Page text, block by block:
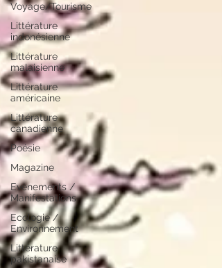
Voyage/Tourisme
Littérature
indonésienne
Littérature
malaisienne
Littérature
américaine
Littérature
canadienne
Poésie
Magazine
Evènements /
Manifestations
Ecologie /
Environnement
Littérature
pakistanaise